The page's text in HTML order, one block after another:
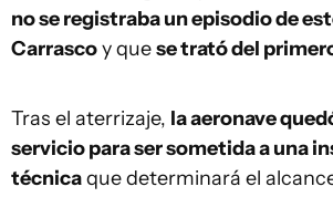
no se registraba un episodio de
Carrascoy quese trató del
Tras el aterrizaje, la aeronave
servicio para ser sometida a una
técnicaque determinará el